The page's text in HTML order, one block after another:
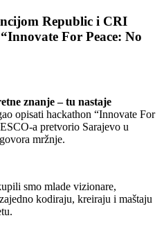
Republic i CRI
For Peace: No
znanje – tu nastaje
opisati hackathon “Innovate For
a pretvorio Sarajevo u
mržnje.
smo mlade vizionare,
kodiraju, kreiraju i maštaju